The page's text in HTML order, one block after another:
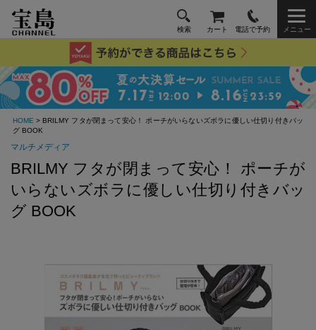
検索 カート 電話で予約 メニュー
HOME > BRILMY フタが閉まって安心！ ポーチがいらないズボラに優しい仕切り付きバッ
グ BOOK
マルチメディア
BRILMY フタが閉まって安心！ ポーチが
いらないズボラに優しい仕切り付きバッ
グ BOOK